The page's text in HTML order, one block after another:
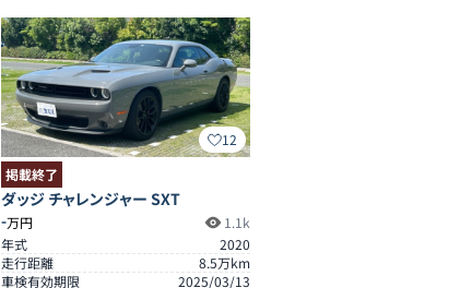
12
掲載終了
ダッジ チャレンジャー SXT
-万円
1.1k
年式
2020
走行距離
8.5万km
車検有効期限
2025/03/13